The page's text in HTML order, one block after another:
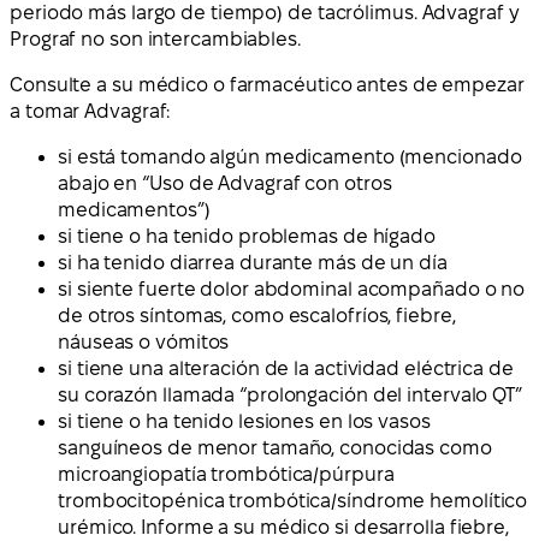
periodo más largo de tiempo) de tacrólimus. Advagraf y
Prograf no son intercambiables.
Consulte a su médico o farmacéutico antes de empezar
a tomar Advagraf:
si está tomando algún medicamento (mencionado
abajo en “Uso de Advagraf con otros
medicamentos”)
si tiene o ha tenido problemas de hígado
si ha tenido diarrea durante más de un día
si siente fuerte dolor abdominal acompañado o no
de otros síntomas, como escalofríos, fiebre,
náuseas o vómitos
si tiene una alteración de la actividad eléctrica de
su corazón llamada “prolongación del intervalo QT”
si tiene o ha tenido lesiones en los vasos
sanguíneos de menor tamaño, conocidas como
microangiopatía trombótica/púrpura
trombocitopénica trombótica/síndrome hemolítico
urémico. Informe a su médico si desarrolla fiebre,